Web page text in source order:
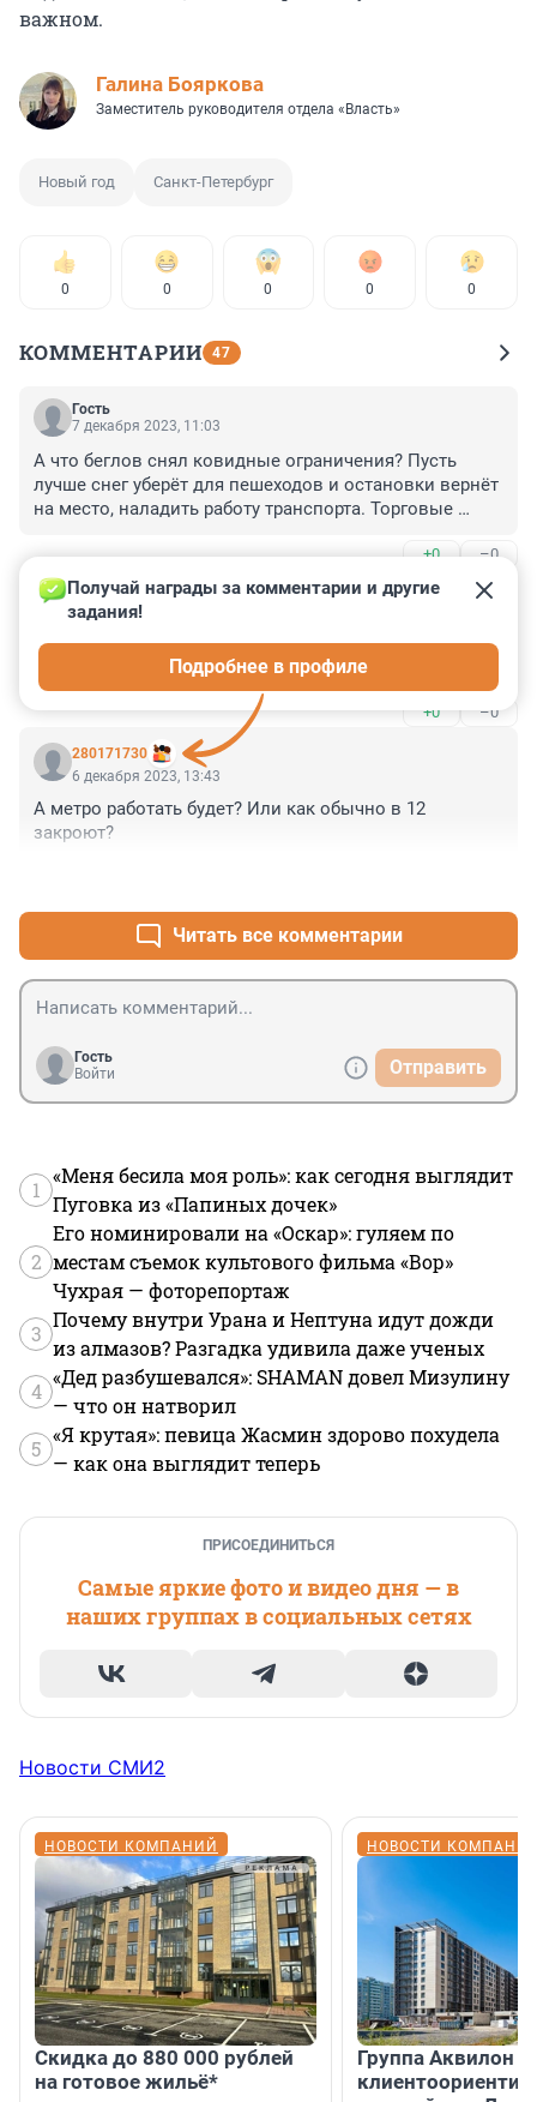
важном.
Галина Бояркова
Заместитель руководителя отдела «Власть»
Новый год Санкт-Петербург
0 0 0 0 0
КОММЕНТАРИИ 47
Гость
7 декабря 2023, 11:03
А что беглов снял ковидные ограничения? Пусть
лучше снег уберёт для пешеходов и остановки вернёт
на место, наладить работу транспорта. Торговые
там нарики собираются. Костюму это надо? А онна
ёлочки и салютики деньги тратит. Не наигрался в
детстве
+0 –0
Гость
6 декабря 2023, 13:45
Салют и воздушный парад отданы на аутсорсинг
соседнему государству. Обещают незабываемое шоу.
+0 –0
280171730
Получай награды за комментарии и другие
задания!
Подробнее в профиле
6 декабря 2023, 13:43
А метро работать будет? Или как обычно в 12
закроют?
Читать все комментарии
Гость
Войти
Отправить
1
«Меня бесила моя роль»: как сегодня выглядит
Пуговка из «Папиных дочек»
2
Его номинировали на «Оскар»: гуляем по
местам съемок культового фильма «Вор»
Чухрая — фоторепортаж
3
Почему внутри Урана и Нептуна идут дожди
из алмазов? Разгадка удивила даже ученых
4
«Дед разбушевался»: SHAMAN довел Мизулину
— что он натворил
5
«Я крутая»: певица Жасмин здорово похудела
— как она выглядит теперь
ПРИСОЕДИНИТЬСЯ
Самые яркие фото и видео дня — в
наших группах в социальных сетях
Новости СМИ2
НОВОСТИ КОМПАНИЙ
Скидка до 880 000 рублей
на готовое жильё*
НОВОСТИ
Группа Аквилон